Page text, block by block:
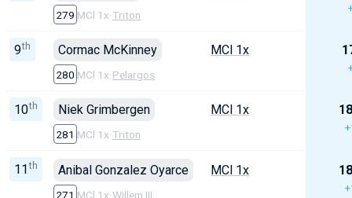
279 MCl 1x·Triton
9th Cormac McKinney
280 MCl 1x·Pelargos
MCl 1x
10th Niek Grimbergen
281 MCl 1x·Triton
MCl 1x
11 th Anibal Gonzalez Oyarce
271 MCl 1x·Willem III
MCl 1x